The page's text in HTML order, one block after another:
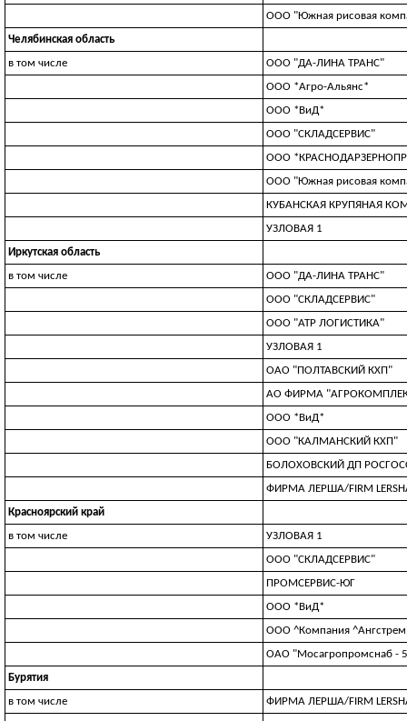
ООО "Южная рисовая
Челябинская область
в том числе
ООО "ДА-ЛИНА ТРАНС"
ООО *Агро-Альянс*
ООО *ВиД*
ООО "СКЛАДСЕРВИС"
ООО
ООО "Южная рисовая
КУБАНСКАЯ КРУПЯНАЯ
УЗЛOBAЯ 1
Иркутская область
в том числе
ООО "ДА-ЛИНА ТРАНС"
ООО "СКЛАДСЕРВИС"
ООО "АТР ЛОГИСТИКА"
УЗЛOBAЯ 1
ОАО "ПОЛТАВСКИЙ КХП"
АО ФИРМА
ООО *ВиД*
ООО "КАЛМАНСКИЙ КХП"
БОЛОХОВСКИЙ ДП
ФИРМА ЛЕРША/FIRМ
Красноярский край
в том числе
УЗЛOBAЯ 1
ООО "СКЛАДСЕРВИС"
ПРОМСЕРВИС-ЮГ
ООО *ВиД*
ООО ^Компания ^Ангстрем
ОАО "Мосагропромснаб -
Бурятия
в том числе
ФИРМА ЛЕРША/FIRМ